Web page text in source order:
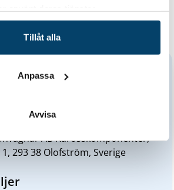
Tillåt alla
Anpassa
Avvisa
AB Karosskomponenter,
293 38 Olofström, Sverige